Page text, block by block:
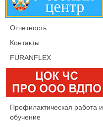
Отчетность
Контакты
FURANFLEX
Профилактическая работа и
обучение